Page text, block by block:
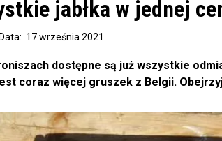
jabłka w jednej
Data: 17 września 2021
dostępne są już wszystkie
coraz więcej gruszek z Belgii.